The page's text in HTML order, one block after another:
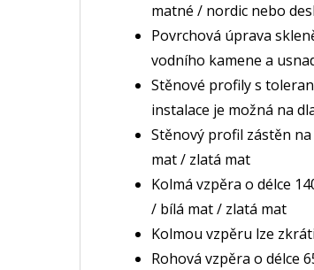
matné / nordic nebo
Povrchová úprava
vodního kamene a
Stěnové profily s
instalace je možná na
Stěnový profil zástěn
mat / zlatá mat
Kolmá vzpěra o délce
/ bílá mat / zlatá mat
Kolmou vzpěru lze
Rohová vzpěra o délce